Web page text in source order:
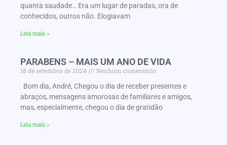
quanta saudade… Era um lugar de paradas, ora de
conhecidos, outros não. Elogiavam
Leia mais »
PARABENS – MAIS UM ANO DE VIDA
18 de setembro de 2024
Nenhum comentário
Bom dia, André, Chegou o dia de receber presentes e
abraços, mensagens amorosas de familiares e amigos,
mas, especialmente, chegou o dia de gratidão
Leia mais »